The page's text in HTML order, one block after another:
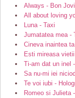
Always - Bon Jovi
All about loving
Luna - Taxi
Jumatatea mea -
Cineva inaintea
Esti mireasa
Ti-am dat un inel
Sa nu-mi iei
Te voi iubi -
Romeo si Julieta